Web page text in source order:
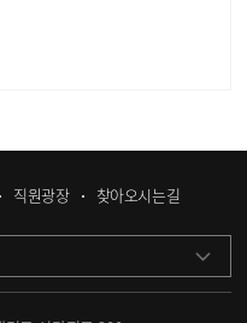
직원광장 찾아오시는길